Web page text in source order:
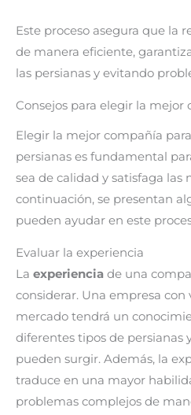
Este proceso asegura que la
de manera eficiente,
las persianas y evitando
Consejos para elegir la mejor
Elegir la mejor compañía
persianas es fundamental
sea de calidad y satisfaga las
continuación, se presentan
pueden ayudar en este
Evaluar la experiencia
La experiencia de una
considerar. Una empresa con
mercado tendrá un
diferentes tipos de persianas
pueden surgir. Además, la
traduce en una mayor
problemas complejos de